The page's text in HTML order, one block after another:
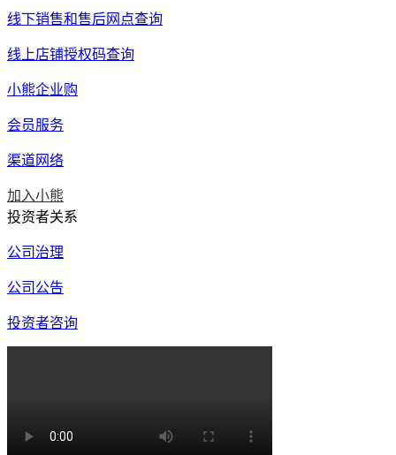
线下销售和售后网点查询
线上店铺授权码查询
小熊企业购
会员服务
渠道网络
加入小熊
投资者关系
公司治理
公司公告
投资者咨询